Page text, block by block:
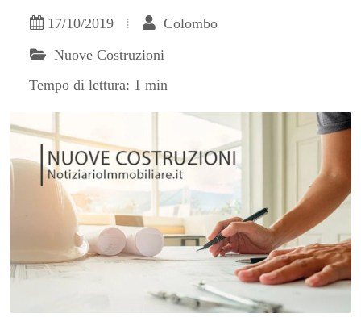
17/10/2019
Colombo
Nuove Costruzioni
Tempo di lettura: 1 min